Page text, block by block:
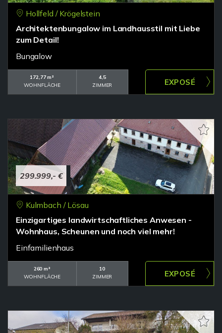
Hollfeld / Krögelstein
Architektenbungalow im Landhausstil mit Liebe
zum Detail!
Bungalow
172,77 m²
WOHNFLÄCHE
4,5
ZIMMER
299.999,- €
Kulmbach / Lösau
Einzigartiges landwirtschaftliches Anwesen -
Wohnhaus, Scheunen und noch viel mehr!
Einfamilienhaus
260 m²
WOHNFLÄCHE
10
ZIMMER